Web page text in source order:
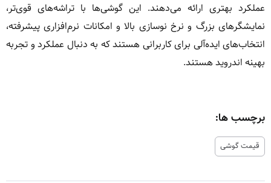
عملکرد بهتری ارائه می‌دهند. این گوشی‌ها با تراشه‌های قوی‌تر،
نمایشگرهای بزرگ و نرخ نوسازی بالا و امکانات نرم‌افزاری پیشرفته،
انتخاب‌های ایده‌آلی برای کاربرانی هستند که به دنبال عملکرد و تجربه
بهینه اندروید هستند.
برچسب ها:
قیمت گوشی